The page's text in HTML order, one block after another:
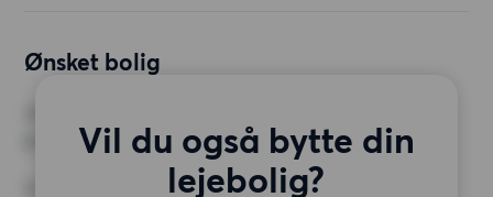
Ønsket bolig
Vil du også bytte din
lejebolig?
3 værelser
MIN. ANTAL KVADRATMETER